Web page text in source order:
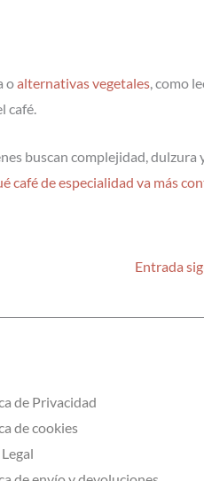
oalternativas vegetales , como
café.
buscan complejidad, dulzura
café de especialidad va más
Entrada
de Privacidad
de cookies